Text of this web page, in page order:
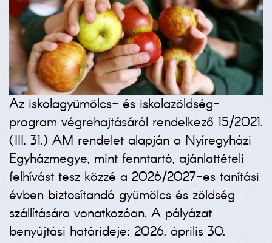
Az iskolagyümölcs- és iskolazöldség-
program végrehajtásáról rendelkező 15/2021.
(III. 31.) AM rendelet alapján a Nyíregyházi
Egyházmegye, mint fenntartó, ajánlattételi
felhívást tesz közzé a 2026/2027-es tanítási
évben biztosítandó gyümölcs és zöldség
szállítására vonatkozóan. A pályázat
benyújtási határideje: 2026. április 30.